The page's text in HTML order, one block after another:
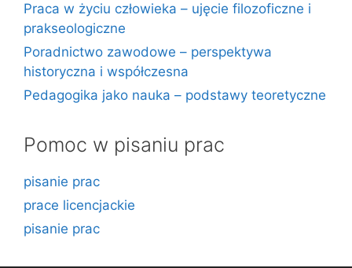
Praca w życiu człowieka – ujęcie filozoficzne i
prakseologiczne
Poradnictwo zawodowe – perspektywa
historyczna i współczesna
Pedagogika jako nauka – podstawy teoretyczne
Pomoc w pisaniu prac
pisanie prac
prace licencjackie
pisanie prac